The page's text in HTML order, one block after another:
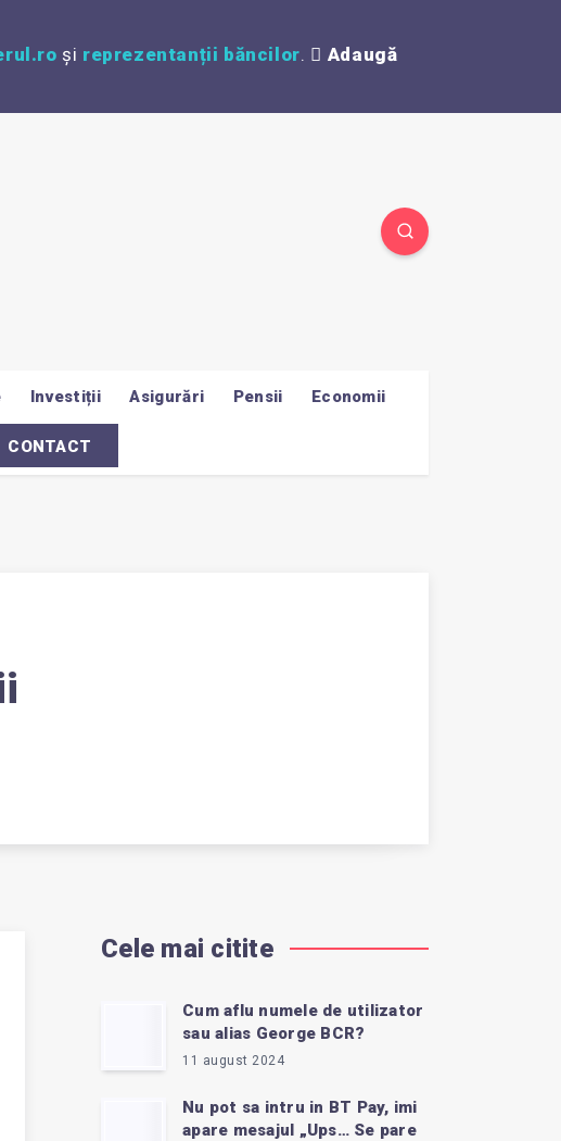
și reprezentanții băncilor.
Adaugă
Investiții Asigurări Pensii Economii
CONTACT
Cele mai citite
Cum aflu numele de utilizator
sau alias George BCR?
11 august 2024
Nu pot sa intru in BT Pay, imi
apare mesajul „Ups… Se pare